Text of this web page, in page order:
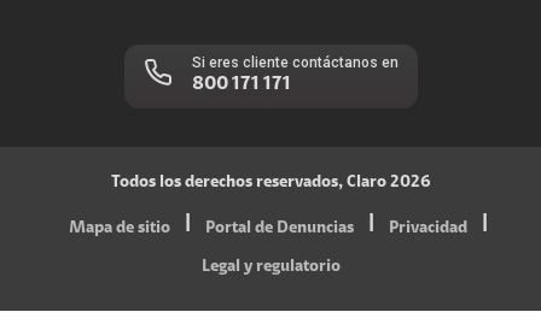
Si eres cliente contáctanos en
800 171 171
Todos los derechos reservados, Claro 2026
Mapa de sitio Portal de Denuncias Privacidad
Legal y regulatorio